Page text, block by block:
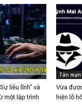
liều lĩnh” và
một lập trình
Tản mạn
Vừa
hiện lỗ